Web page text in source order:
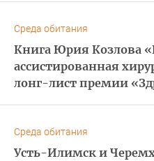
Среда обитания
Книга Юрия Козлова
ассистированная
лонг-лист премии
Среда обитания
Усть-Илимск и